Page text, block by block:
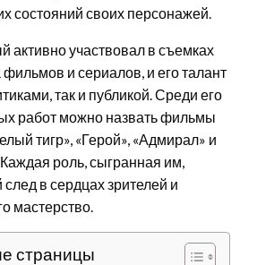
состояний своих персонажей.
активно участвовал в съемках
фильмов и сериалов, и его талант
так и публикой. Среди его
работ можно назвать фильмы
тигр», «Герой», «Адмирал» и
роль, сыгранная им,
в сердцах зрителей и
мастерство.
страницы